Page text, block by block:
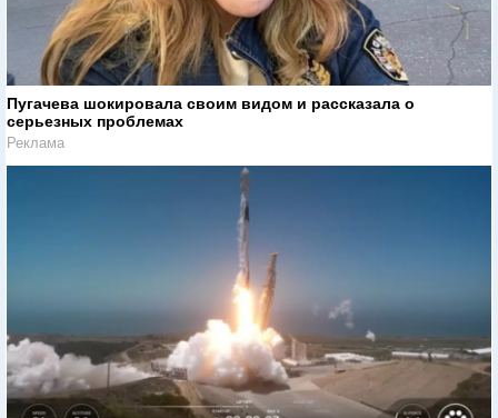
Пугачева шокировала своим видом и рассказала о
серьезных проблемах
Реклама